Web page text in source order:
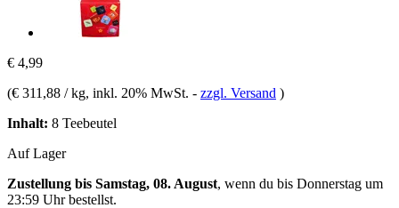
€ 4,99
(€ 311,88 / kg, inkl. 20% MwSt. - zzgl. Versand )
Inhalt: 8 Teebeutel
Auf Lager
Zustellung bis Samstag, 08. August, wenn du bis Donnerstag um
23:59 Uhrbestellst.